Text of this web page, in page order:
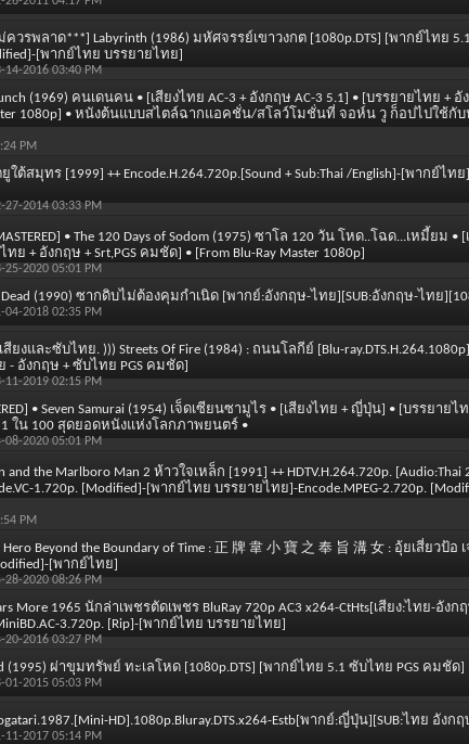
วรพลาด***] Labyrinth (1986) มหัศจรรย์เขาวงกต [1080p.DTS] [พากย์ไทย
[พากย์ไทย บรรยายไทย]
14-2016 03:40 PM
(1969) คนเดนคน • [เสียงไทย AC-3 + อังกฤษ AC-3 5.1] • [บรรยายไทย + อั
1080p] • หนังต้นแบบสไตล์ฉากแอคชั่น/สโลว์โมชั่นที่ จอห์น วู ก็อปไปใช้กับ
PM
ยูใต้สมุทร [1999] ++ Encode.H.264.720p.[Sound + Sub:Thai /English]-[พากย์ไทย
27-2014 03:33 PM
• The 120 Days of Sodom (1975) ซาโล 120 วัน โหด..โฉด...เหมี้ยม •
ย + อังกฤษ + Srt,PGS คมชัด] • [From Blu-Ray Master 1080p]
25-2020 05:01 PM
Dead (1990) ซากดิบไม่ต้องคุมกำเนิด [พากย์:อังกฤษ-ไทย][SUB:อังกฤษ-ไทย
04-2018 02:35 PM
สียงและซับไทย. ))) Streets Of Fire (1984) : ถนนโลกีย์ [Blu-
- อังกฤษ + ซับไทย PGS คมชัด]
11-2019 02:15 PM
• Seven Samurai (1954) เจ็ดเซียนซามูไร • [เสียงไทย + ญี่ปุ่น] • [บรรยายไ
1 ใน 100 สุดยอดหนังแห่งโลกภาพยนตร์ •
08-2020 05:01 PM
and the Marlboro Man 2 ห้าวใจเหล็ก [1991] ++ HDTV.H.264.720p. [Audio:Thai
1.720p. [Modified]-[พากย์ไทย บรรยายไทย]-Encode.MPEG-2.720p.
PM
Beyond the Boundary of Time : 正 牌 韋 小 寶 之 奉 旨 溝 女 : อุ้ยเสี่ยวป้อ
[พากย์ไทย]
28-2020 08:26 PM
More 1965 นักล่าเพชรตัดเพชร BluRay 720p AC3 x264-CtHts[เสียง:ไทย-อัง
3.720p. [Rip]-[พากย์ไทย บรรยายไทย]
20-2016 03:27 PM
(1995) ผ่าขุมทรัพย์ ทะเลโหด [1080p.DTS] [พากย์ไทย 5.1 ซับไทย PGS คมชัด]
01-2015 05:03 PM
HD].1080p.Bluray.DTS.x264-Estb[พากย์:ญี่ปุ่น][SUB:ไทย อังก
11-2017 05:14 PM